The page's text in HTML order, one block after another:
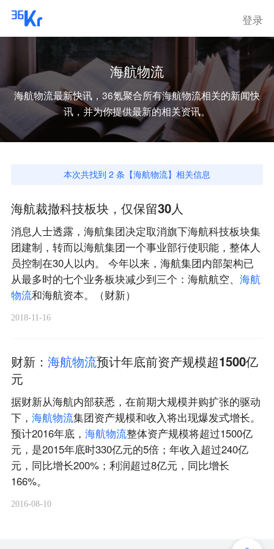
登录
海航物流
海航物流最新快讯，36氪聚合所有海航物流相关的新闻快
讯，并为你提供最新的相关资讯。
本次共找到 2 条【海航物流】相关信息
海航裁撤科技板块，仅保留30人
消息人士透露，海航集团决定取消旗下海航科技板块集
团建制，转而以海航集团一个事业部行使职能，整体人
员控制在30人以内。 今年以来，海航集团内部架构已
从最多时的七个业务板块减少到三个：海航航空、 海航
物流和海航资本。（财新）
2018-11-16
财新： 海航物流预计年底前资产规模超1500亿
元
据财新从海航内部获悉，在前期大规模并购扩张的驱动
下， 海航物流集团资产规模和收入将出现爆发式增长。
预计2016年底， 海航物流整体资产规模将超过1500亿
元，是2015年底时330亿元的5倍；年收入超过240亿
元，同比增长200%；利润超过8亿元，同比增长
166%。
2016-08-10